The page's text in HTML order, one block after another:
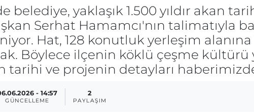
yaklaşık 1.500 yıldır akan
Serhat Hamamcı'nın talimatıyla
Hat, 128 konutluk yerleşim
Böylece ilçenin köklü çeşme kültürü
tarihi ve projenin detayları
- 14:57
GÜNCELLEME
2
PAYLAŞIM